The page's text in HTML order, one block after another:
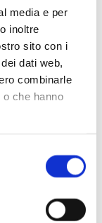
media e per
inoltre
sito con i
dati web,
combinarle
che hanno